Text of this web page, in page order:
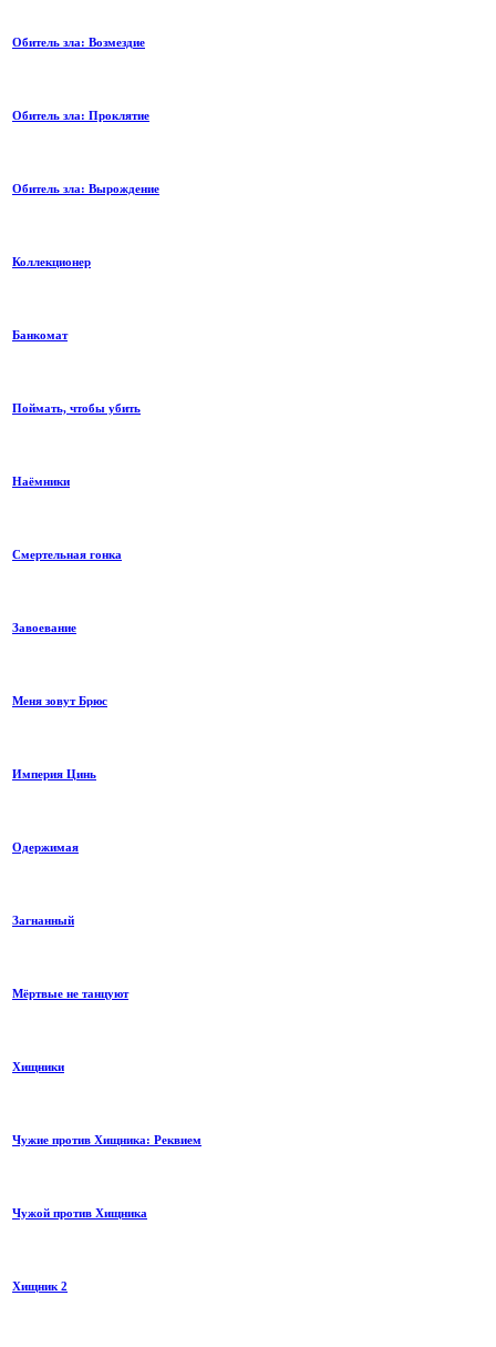
Обитель зла: Возмездие
Обитель зла: Проклятие
Обитель зла: Вырождение
Коллекционер
Банкомат
Поймать, чтобы убить
Наёмники
Смертельная гонка
Завоевание
Меня зовут Брюс
Империя Цинь
Одержимая
Загнанный
Мёртвые не танцуют
Хищники
Чужие против Хищника: Реквием
Чужой против Хищника
Хищник 2